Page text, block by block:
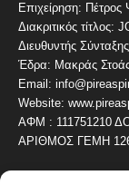
Επιχείρηση:
Διακριτικός
Διευθυντής
Έδρα: Μακράς
Email:
Website:
ΑΦΜ : 111751210
ΑΡΙΘΜΟΣ ΓΕΜΗ